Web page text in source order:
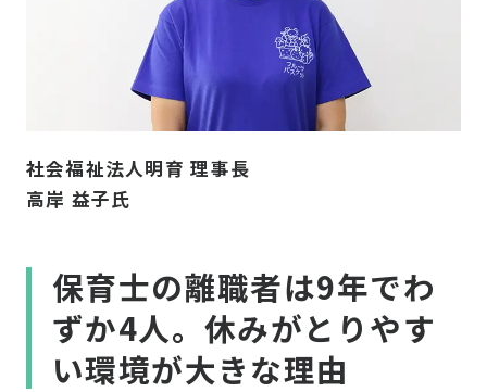
社会福祉法人明育 理事長
高岸 益子氏
保育士の離職者は9年でわ
ずか4人。休みがとりやす
い環境が大きな理由